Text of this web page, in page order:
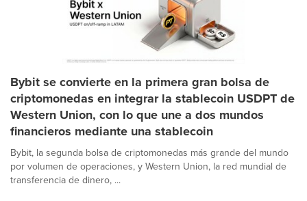
Bybit se convierte en la primera gran bolsa de
criptomonedas en integrar la stablecoin USDPT de
Western Union, con lo que une a dos mundos
financieros mediante una stablecoin
Bybit, la segunda bolsa de criptomonedas más grande del mundo
por volumen de operaciones, y Western Union, la red mundial de
transferencia de dinero, ...